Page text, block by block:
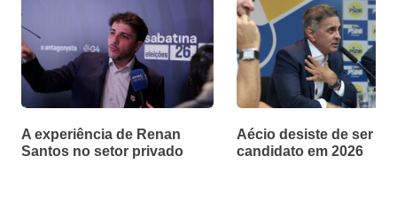
A experiência de Renan
Santos no setor privado
Aécio desiste de ser
candidato em 2026